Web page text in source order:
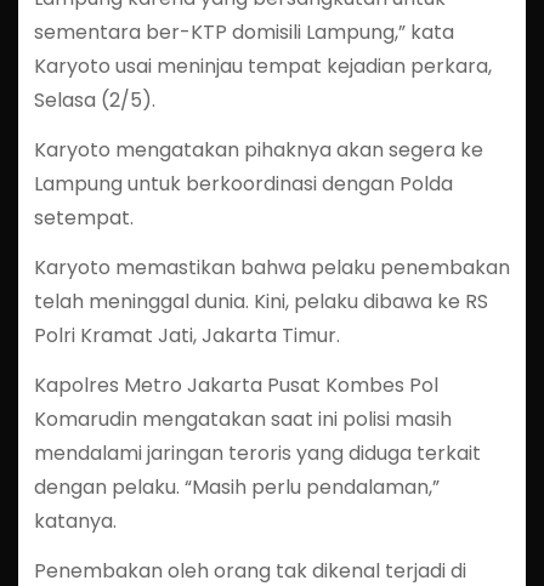
sementara ber-KTP domisili Lampung,” kata
Karyoto usai meninjau tempat kejadian perkara,
Selasa (2/5).
Karyoto mengatakan pihaknya akan segera ke
Lampung untuk berkoordinasi dengan Polda
setempat.
Karyoto memastikan bahwa pelaku penembakan
telah meninggal dunia. Kini, pelaku dibawa ke RS
Polri Kramat Jati, Jakarta Timur.
Kapolres Metro Jakarta Pusat Kombes Pol
Komarudin mengatakan saat ini polisi masih
mendalami jaringan teroris yang diduga terkait
dengan pelaku. “Masih perlu pendalaman,”
katanya.
Penembakan oleh orang tak dikenal terjadi di